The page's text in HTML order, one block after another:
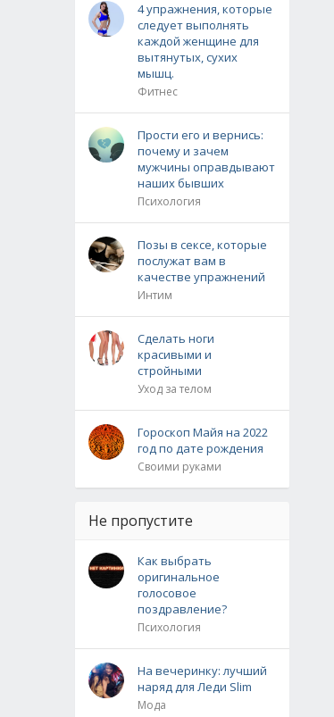
4 упражнения, которые
следует выполнять
каждой женщине для
вытянутых, сухих
мышц.
Фитнес
Прости его и вернись:
почему и зачем
мужчины оправдывают
наших бывших
Психология
Позы в сексе, которые
послужат вам в
качестве упражнений
Интим
Сделать ноги
красивыми и
стройными
Уход за телом
Гороскоп Майя на 2022
год по дате рождения
Своими руками
Не пропустите
Как выбрать
оригинальное
голосовое
поздравление?
Психология
На вечеринку: лучший
наряд для Леди Slim
Мода